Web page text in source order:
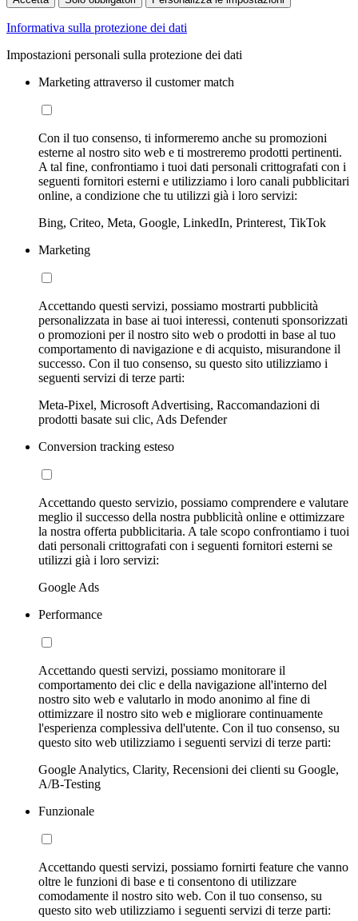
Informativa sulla protezione dei dati
Impostazioni personali sulla protezione dei dati
Marketing attraverso il customer match
Con il tuo consenso, ti informeremo anche su promozioni
esterne al nostro sito web e ti mostreremo prodotti pertinenti.
A tal fine, confrontiamo i tuoi dati personali crittografati con i
seguenti fornitori esterni e utilizziamo i loro canali pubblicitari
online, a condizione che tu utilizzi già i loro servizi:
Bing, Criteo, Meta, Google, LinkedIn, Printerest, TikTok
Marketing
Accettando questi servizi, possiamo mostrarti pubblicità
personalizzata in base ai tuoi interessi, contenuti sponsorizzati
o promozioni per il nostro sito web o prodotti in base al tuo
comportamento di navigazione e di acquisto, misurandone il
successo. Con il tuo consenso, su questo sito utilizziamo i
seguenti servizi di terze parti:
Meta-Pixel, Microsoft Advertising, Raccomandazioni di
prodotti basate sui clic, Ads Defender
Conversion tracking esteso
Accettando questo servizio, possiamo comprendere e valutare
meglio il successo della nostra pubblicità online e ottimizzare
la nostra offerta pubblicitaria. A tale scopo confrontiamo i tuoi
dati personali crittografati con i seguenti fornitori esterni se
utilizzi già i loro servizi:
Google Ads
Performance
Accettando questi servizi, possiamo monitorare il
comportamento dei clic e della navigazione all'interno del
nostro sito web e valutarlo in modo anonimo al fine di
ottimizzare il nostro sito web e migliorare continuamente
l'esperienza complessiva dell'utente. Con il tuo consenso, su
questo sito web utilizziamo i seguenti servizi di terze parti:
Google Analytics, Clarity, Recensioni dei clienti su Google,
A/B-Testing
Funzionale
Accettando questi servizi, possiamo fornirti feature che vanno
oltre le funzioni di base e ti consentono di utilizzare
comodamente il nostro sito web. Con il tuo consenso, su
questo sito web utilizziamo i seguenti servizi di terze parti: